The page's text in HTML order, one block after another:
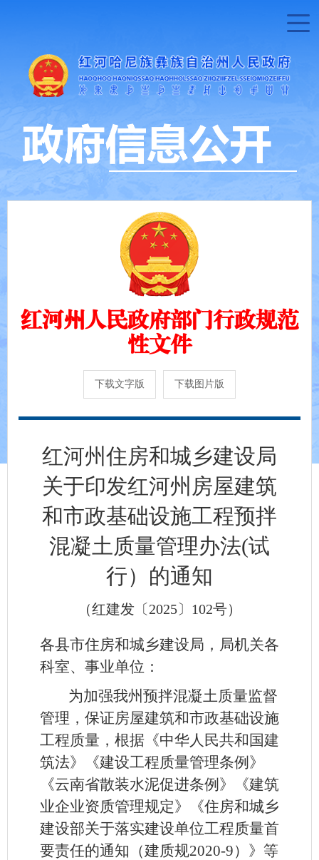
红河州人民政府部门行政规范
性文件
下载文字版 下载图片版
红河州住房和城乡建设局
关于印发红河州房屋建筑
和市政基础设施工程预拌
混凝土质量管理办法(试
行）的通知
（红建发〔2025〕102号）
各县市住房和城乡建设局，局机关各
科室、事业单位：
为加强我州预拌混凝土质量监督
管理，保证房屋建筑和市政基础设施
工程质量，根据《中华人民共和国建
筑法》《建设工程质量管理条例》
《云南省散装水泥促进条例》《建筑
业企业资质管理规定》《住房和城乡
建设部关于落实建设单位工程质量首
要责任的通知（建质规2020-9）》等